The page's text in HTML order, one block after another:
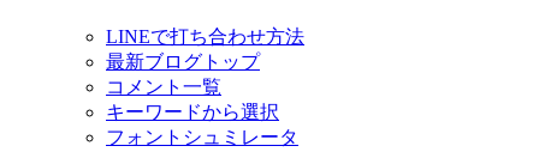
LINEで打ち合わせ方法
最新ブログトップ
コメント一覧
キーワードから選択
フォントシュミレータ